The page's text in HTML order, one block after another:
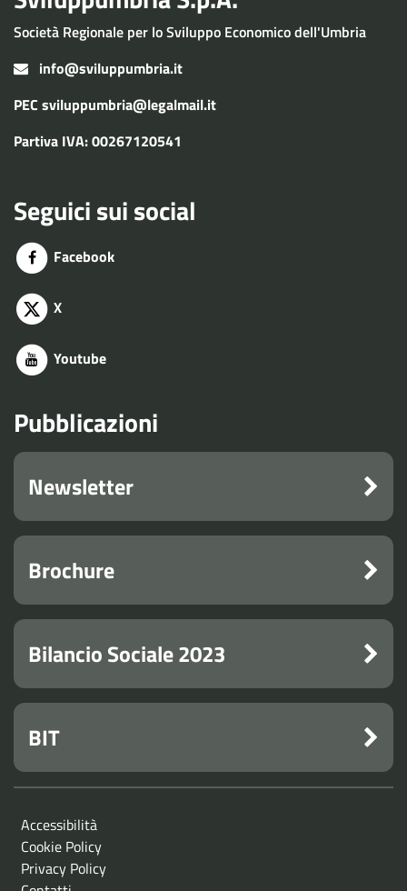
Società Regionale per lo Sviluppo Economico dell'Umbria
info@sviluppumbria.it
PEC sviluppumbria@legalmail.it
Partiva IVA: 00267120541
Seguici sui social
Facebook
X
Youtube
Pubblicazioni
Newsletter
Brochure
Bilancio Sociale 2023
BIT
Accessibilità
Cookie Policy
Privacy Policy